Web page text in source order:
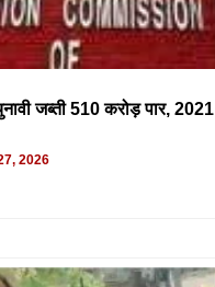
जब्ती 510 करोड़ पार,
2026